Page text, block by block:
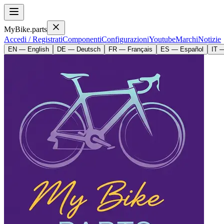
MyBike.parts
Accedi / RegistratiComponentiConfigurazioniYoutubeMarchiNotizie
EN — English DE — Deutsch FR — Français ES — Español IT